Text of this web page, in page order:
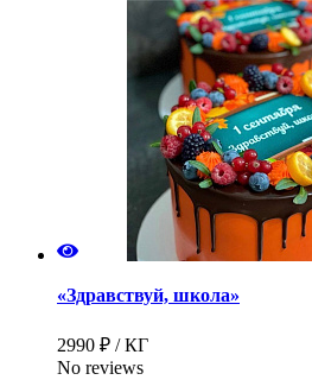
«Здравствуй, школа»
2990 ₽ / КГ
No reviews